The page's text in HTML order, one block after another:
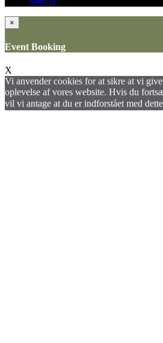
×
Event Booking
X
Vi anvender cookies for at sikre at vi
oplevelse af vores website. Hvis du
vil vi antage at du er indforstået med